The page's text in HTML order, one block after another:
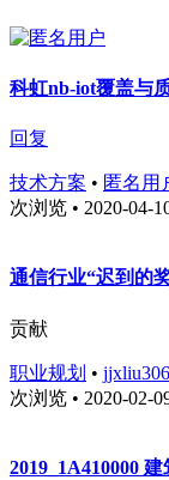
科虹nb-iot覆盖与
回复
技术方案 • 匿名用
次浏览 • 2020-04-
通信行业“迟到的
贡献
职业规划 • jjxliu306
次浏览 • 2020-02-
2019_1A410000